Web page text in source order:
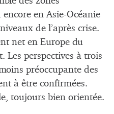
en Asie-Océanie
de l’après crise.
net en Europe du
Les perspectives à trois
préoccupante des
à être confirmées.
toujours bien orientée.